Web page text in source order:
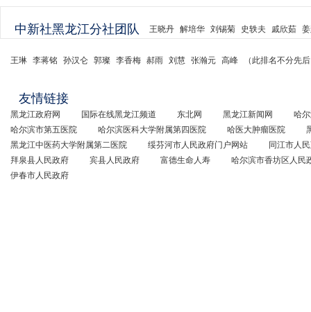
中新社黑龙江分社团队 王晓丹 解培华 刘锡菊 史轶夫 戚欣茹
王琳 李蒋铭 孙汉仑 郭璨 李香梅 郝雨 刘慧 张瀚元 高峰 （此排名不分先
友情链接
黑龙江政府网 国际在线黑龙江频道 东北网 黑龙江新闻网
哈
哈尔滨市第五医院
哈尔滨医科大学附属第四医院 哈医大肿瘤医院
黑龙江中医药大学附属第二医院
绥芬河市人民政府门户网站
同江市人
拜泉县人民政府
宾县人民政府 富德生命人寿
哈尔滨市香坊区人民
伊春市人民政府